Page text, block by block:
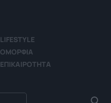
LIFESTYLE
ΟΜΟΡΦΙΑ
ΕΠΙΚΑΙΡΟΤΗΤΑ